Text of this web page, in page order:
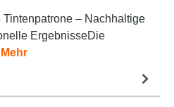
– Nachhaltige
ErgebnisseDie
Mehr